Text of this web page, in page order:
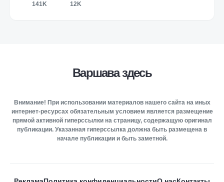
141K 12K
Варшава здесь
Внимание! При использовании материалов нашего сайта на иных
интернет-ресурсах обязательным условием является размещение
прямой активной гиперссылки на страницу, содержащую оригинал
публикации. Указанная гиперссылка должна быть размещена в
начале публикации и быть заметной.